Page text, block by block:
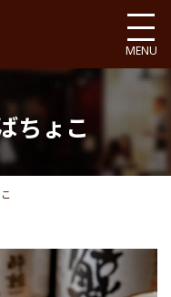
カマチラウンジ
MENU
ちょこ